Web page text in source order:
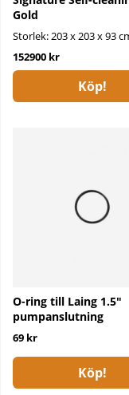
Gold
Storlek: 203 x 203 x 93
152900 kr
Köp!
O-ring till Laing 1.5″
pumpanslutning
69 kr
Köp!